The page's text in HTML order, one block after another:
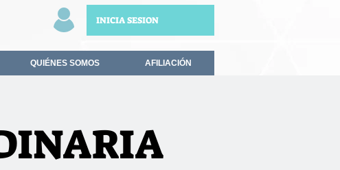
INICIA SESION
QUIÉNES SOMOS AFILIACIÓN